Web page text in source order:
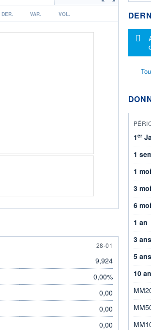
DER. VAR. VOL.
28 JANUARY
28-01
9,924
0,00%
0,00
0,00
0,00
1er
1
1
3
6
1 an
3 ans
5 ans
10